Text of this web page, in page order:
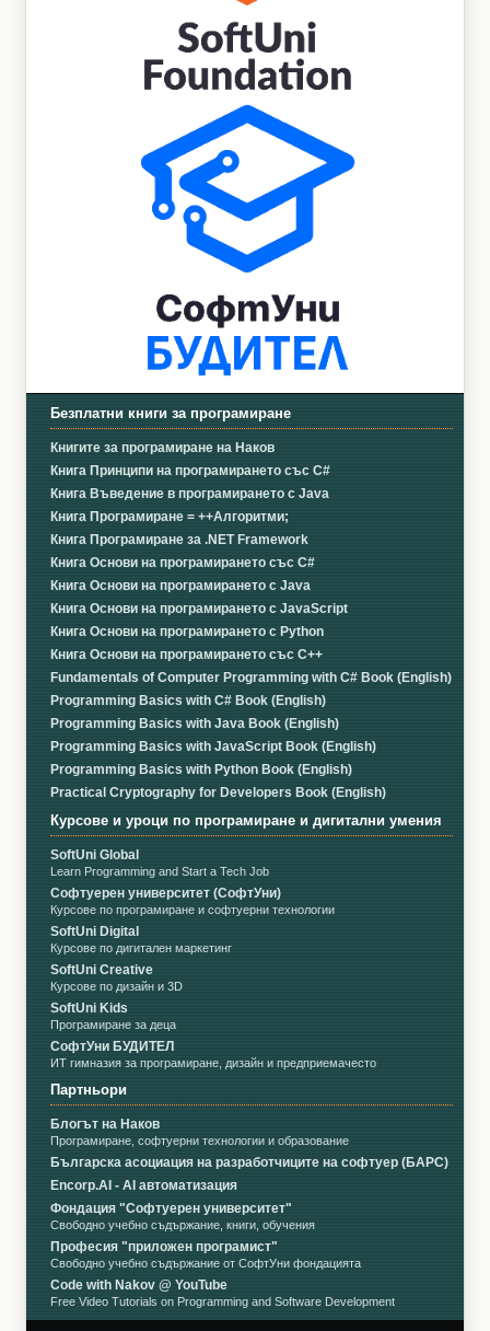
Безплатни книги за програмиране
Книгите за програмиране на Наков
Книга Принципи на програмирането със C#
Книга Въведение в програмирането с Java
Книга Програмиране = ++Алгоритми;
Книга Програмиране за .NET Framework
Книга Основи на програмирането със C#
Книга Основи на програмирането с Java
Книга Основи на програмирането с JavaScript
Книга Основи на програмирането с Python
Книга Основи на програмирането със C++
Fundamentals of Computer Programming with C# Book (English)
Programming Basics with C# Book (English)
Programming Basics with Java Book (English)
Programming Basics with JavaScript Book (English)
Programming Basics with Python Book (English)
Practical Cryptography for Developers Book (English)
Курсове и уроци по програмиране и дигитални умения
SoftUni Global
Learn Programming and Start a Tech Job
Софтуерен университет (СофтУни)
Курсове по програмиране и софтуерни технологии
SoftUni Digital
Курсове по дигитален маркетинг
SoftUni Creative
Курсове по дизайн и 3D
SoftUni Kids
Програмиране за деца
СофтУни БУДИТЕЛ
ИТ гимназия за програмиране, дизайн и предприемачесто
Партньори
Блогът на Наков
Програмиране, софтуерни технологии и образование
Българска асоциация на разработчиците на софтуер (БАРС)
Encorp.AI - AI автоматизация
Фондация "Софтуерен университет"
Свободно учебно съдържание, книги, обучения
Професия "приложен програмист"
Свободно учебно съдържание от СофтУни фондацията
Code with Nakov @ YouTube
Free Video Tutorials on Programming and Software Development